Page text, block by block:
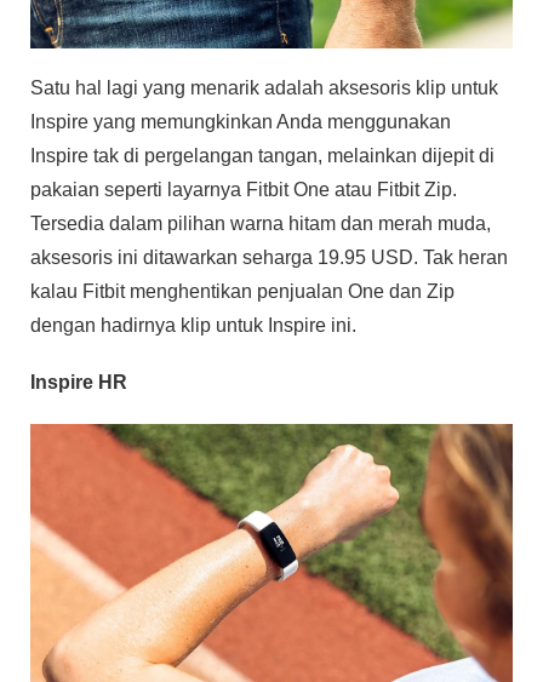
Satu hal lagi yang menarik adalah aksesoris klip untuk
Inspire yang memungkinkan Anda menggunakan
Inspire tak di pergelangan tangan, melainkan dijepit di
pakaian seperti layarnya Fitbit One atau Fitbit Zip.
Tersedia dalam pilihan warna hitam dan merah muda,
aksesoris ini ditawarkan seharga 19.95 USD. Tak heran
kalau Fitbit menghentikan penjualan One dan Zip
dengan hadirnya klip untuk Inspire ini.
Inspire HR